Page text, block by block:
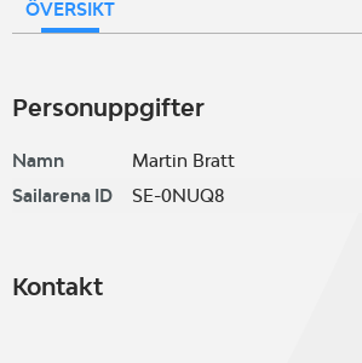
ÖVERSIKT
Personuppgifter
Namn
Martin Bratt
Sailarena ID
SE-0NUQ8
Kontakt